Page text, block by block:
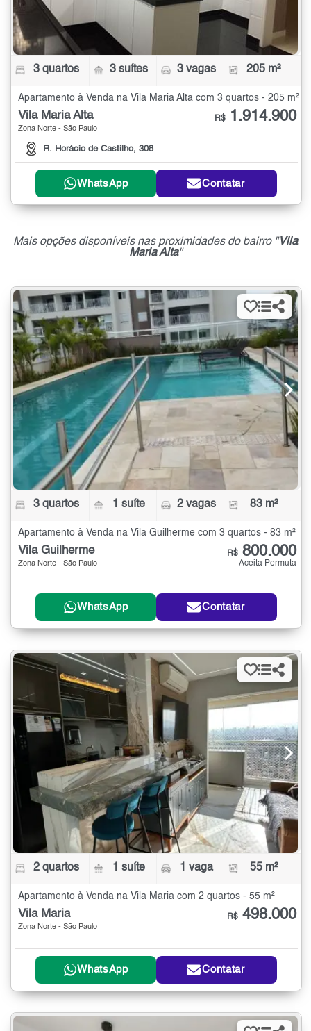
3 quartos 3 suítes 3 vagas 205 m²
Apartamento à Venda na Vila Maria Alta com 3 quartos - 205 m²
Vila Maria Alta
Zona Norte - São Paulo
R. Horácio de Castilho, 308
R$ 1.914.900
WhatsApp Contatar
Mais opções disponíveis nas proximidades do bairro "Vila
Maria Alta"
3 quartos 1 suíte 2 vagas 83 m²
Apartamento à Venda na Vila Guilherme com 3 quartos - 83 m²
Vila Guilherme
Zona Norte - São Paulo
R$ 800.000
Aceita Permuta
WhatsApp Contatar
2 quartos 1 suíte 1 vaga 55 m²
Apartamento à Venda na Vila Maria com 2 quartos - 55 m²
Vila Maria
Zona Norte - São Paulo
R$ 498.000
WhatsApp Contatar